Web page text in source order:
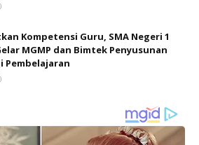
Kompetensi Guru, SMA Negeri 1
MGMP dan Bimtek Penyusunan
Pembelajaran